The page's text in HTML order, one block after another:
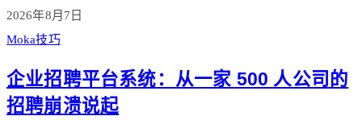
2026年8月7日
Moka技巧
企业招聘平台系统：从一家 500 人公司的
招聘崩溃说起